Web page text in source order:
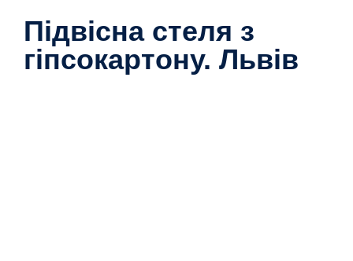
Підвісна стеля з
гіпсокартону. Львів